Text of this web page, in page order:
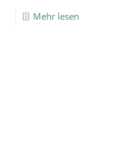
Mehr lesen